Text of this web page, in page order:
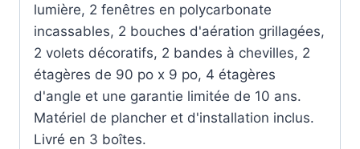
lumière, 2 fenêtres en polycarbonate
incassables, 2 bouches d'aération grillagées,
2 volets décoratifs, 2 bandes à chevilles, 2
étagères de 90 po x 9 po, 4 étagères
d'angle et une garantie limitée de 10 ans.
Matériel de plancher et d'installation inclus.
Livré en 3 boîtes.